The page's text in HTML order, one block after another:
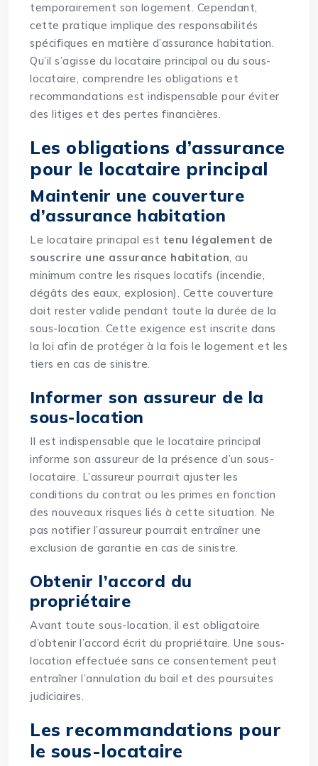
temporairement son logement. Cependant,
cette pratique implique des responsabilités
spécifiques en matière d’assurance habitation.
Qu’il s’agisse du locataire principal ou du sous-
locataire, comprendre les obligations et
recommandations est indispensable pour éviter
des litiges et des pertes financières.
Les obligations d’assurance
pour le locataire principal
Maintenir une couverture
d’assurance habitation
Le locataire principal est tenu légalement de
souscrire une assurance habitation, au
minimum contre les risques locatifs (incendie,
dégâts des eaux, explosion). Cette couverture
doit rester valide pendant toute la durée de la
sous-location. Cette exigence est inscrite dans
la loi afin de protéger à la fois le logement et les
tiers en cas de sinistre.
Informer son assureur de la
sous-location
Il est indispensable que le locataire principal
informe son assureur de la présence d’un sous-
locataire. L’assureur pourrait ajuster les
conditions du contrat ou les primes en fonction
des nouveaux risques liés à cette situation. Ne
pas notifier l’assureur pourrait entraîner une
exclusion de garantie en cas de sinistre.
Obtenir l’accord du
propriétaire
Avant toute sous-location, il est obligatoire
d’obtenir l’accord écrit du propriétaire. Une sous-
location effectuée sans ce consentement peut
entraîner l’annulation du bail et des poursuites
judiciaires.
Les recommandations pour
le sous-locataire